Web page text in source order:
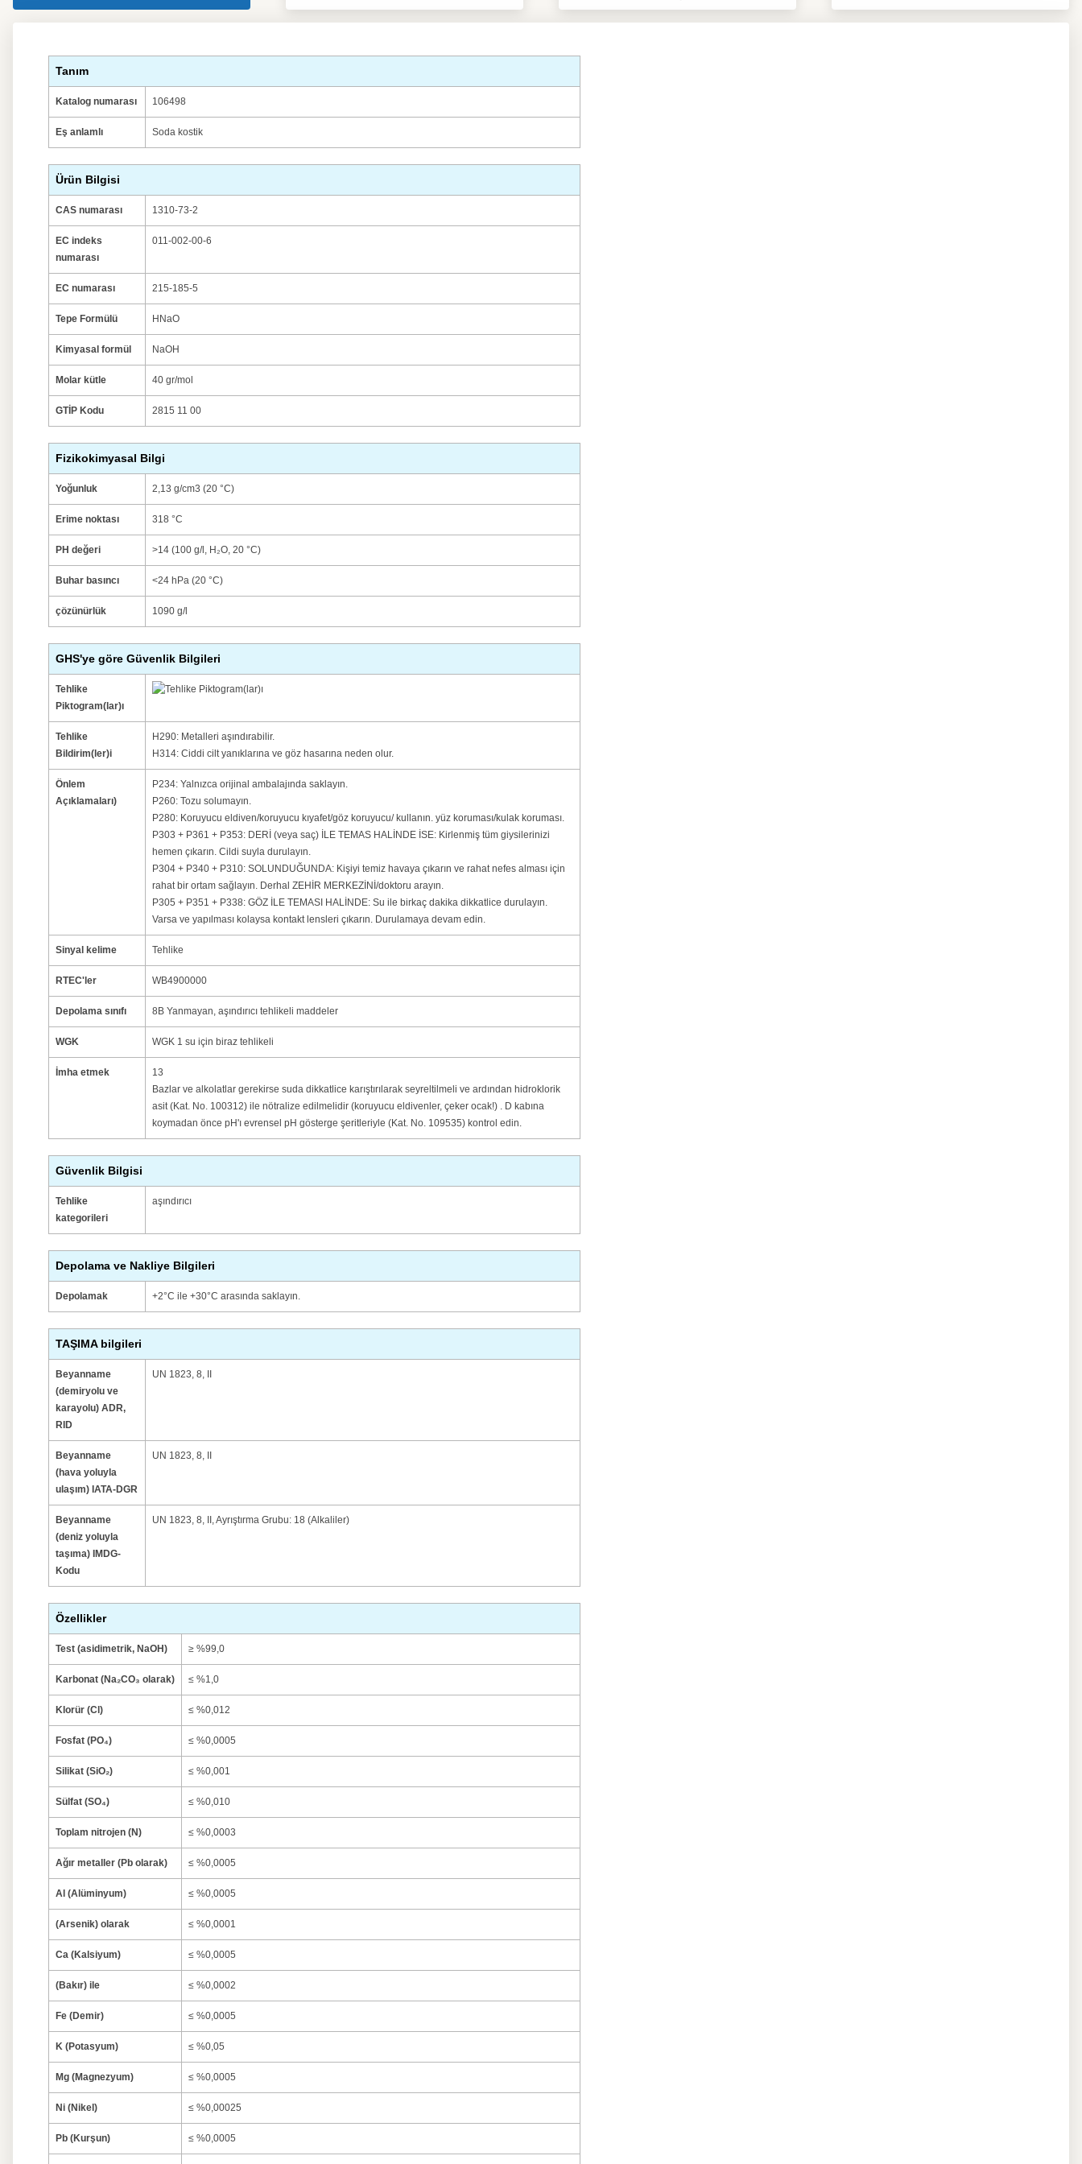
Tanım
Katalog numarası 106498
Eş anlamlı Soda kostik
Ürün Bilgisi
CAS numarası 1310-73-2
EC indeks
numarası
011-002-00-6
EC numarası 215-185-5
Tepe Formülü HNaO
Kimyasal formül NaOH
Molar kütle 40 gr/mol
GTİP Kodu 2815 11 00
Fizikokimyasal Bilgi
Yoğunluk 2,13 g/cm3 (20 °C)
Erime noktası 318 °C
PH değeri >14 (100 g/l, H₂O, 20 °C)
Buhar basıncı <24 hPa (20 °C)
çözünürlük 1090 g/l
GHS'ye göre Güvenlik Bilgileri
Tehlike
Piktogram(lar)ı
Tehlike
Bildirim(ler)i
H290: Metalleri aşındırabilir.
H314: Ciddi cilt yanıklarına ve göz hasarına neden olur.
Önlem
Açıklamaları)
P234: Yalnızca orijinal ambalajında ​​saklayın.
P260: Tozu solumayın.
P280: Koruyucu eldiven/koruyucu kıyafet/göz koruyucu/ kullanın. yüz koruması/kulak koruması.
P303 + P361 + P353: DERİ (veya saç) İLE TEMAS HALİNDE İSE: Kirlenmiş tüm giysilerinizi
hemen çıkarın. Cildi suyla durulayın.
P304 + P340 + P310: SOLUNDUĞUNDA: Kişiyi temiz havaya çıkarın ve rahat nefes alması için
rahat bir ortam sağlayın. Derhal ZEHİR MERKEZİNİ/doktoru arayın.
P305 + P351 + P338: GÖZ İLE TEMASI HALİNDE: Su ile birkaç dakika dikkatlice durulayın.
Varsa ve yapılması kolaysa kontakt lensleri çıkarın. Durulamaya devam edin.
Sinyal kelime Tehlike
RTEC'ler WB4900000
Depolama sınıfı 8B Yanmayan, aşındırıcı tehlikeli maddeler
WGK WGK 1 su için biraz tehlikeli
İmha etmek
13
Bazlar ve alkolatlar gerekirse suda dikkatlice karıştırılarak seyreltilmeli ve ardından hidroklorik
asit (Kat. No. 100312) ile nötralize edilmelidir (koruyucu eldivenler, çeker ocak!) . D kabına
koymadan önce pH'ı evrensel pH gösterge şeritleriyle (Kat. No. 109535) kontrol edin.
Güvenlik Bilgisi
Tehlike
kategorileri
aşındırıcı
Depolama ve Nakliye Bilgileri
Depolamak +2°C ile +30°C arasında saklayın.
TAŞIMA bilgileri
Beyanname
(demiryolu ve
karayolu) ADR,
RID
UN 1823, 8, II
Beyanname
(hava yoluyla
ulaşım) IATA-DGR
UN 1823, 8, II
Beyanname
(deniz yoluyla
taşıma) IMDG-
Kodu
UN 1823, 8, II, Ayrıştırma Grubu: 18 (Alkaliler)
Özellikler
Test (asidimetrik, NaOH) ≥ %99,0
Karbonat (Na₂CO₃ olarak) ≤ %1,0
Klorür (Cl) ≤ %0,012
Fosfat (PO₄) ≤ %0,0005
Silikat (SiO₂) ≤ %0,001
Sülfat (SO₄) ≤ %0,010
Toplam nitrojen (N) ≤ %0,0003
Ağır metaller (Pb olarak) ≤ %0,0005
Al (Alüminyum) ≤ %0,0005
(Arsenik) olarak ≤ %0,0001
Ca (Kalsiyum) ≤ %0,0005
(Bakır) ile ≤ %0,0002
Fe (Demir) ≤ %0,0005
K (Potasyum) ≤ %0,05
Mg (Magnezyum) ≤ %0,0005
Ni (Nikel) ≤ %0,00025
Pb (Kurşun) ≤ %0,0005